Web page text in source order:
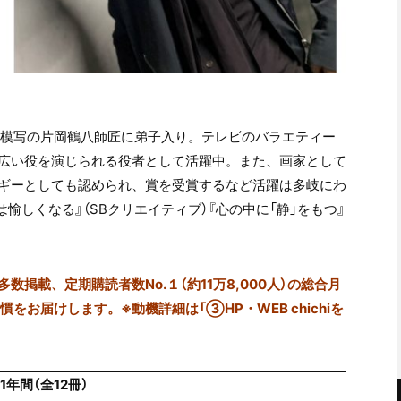
写の片岡鶴八師匠に弟子入り。テレビのバラエティー
い役を演じられる役者として活躍中。また、画家として
ーとしても認められ、賞を受賞するなど活躍は多岐にわ
くなる』（SBクリエイティブ）『心の中に「静」をもつ』
掲載、定期購読者数No.１（約11万8,000人）の総合月
慣をお届けします。※動機詳細は「③HP・WEB chichiを
1年間（全12冊）